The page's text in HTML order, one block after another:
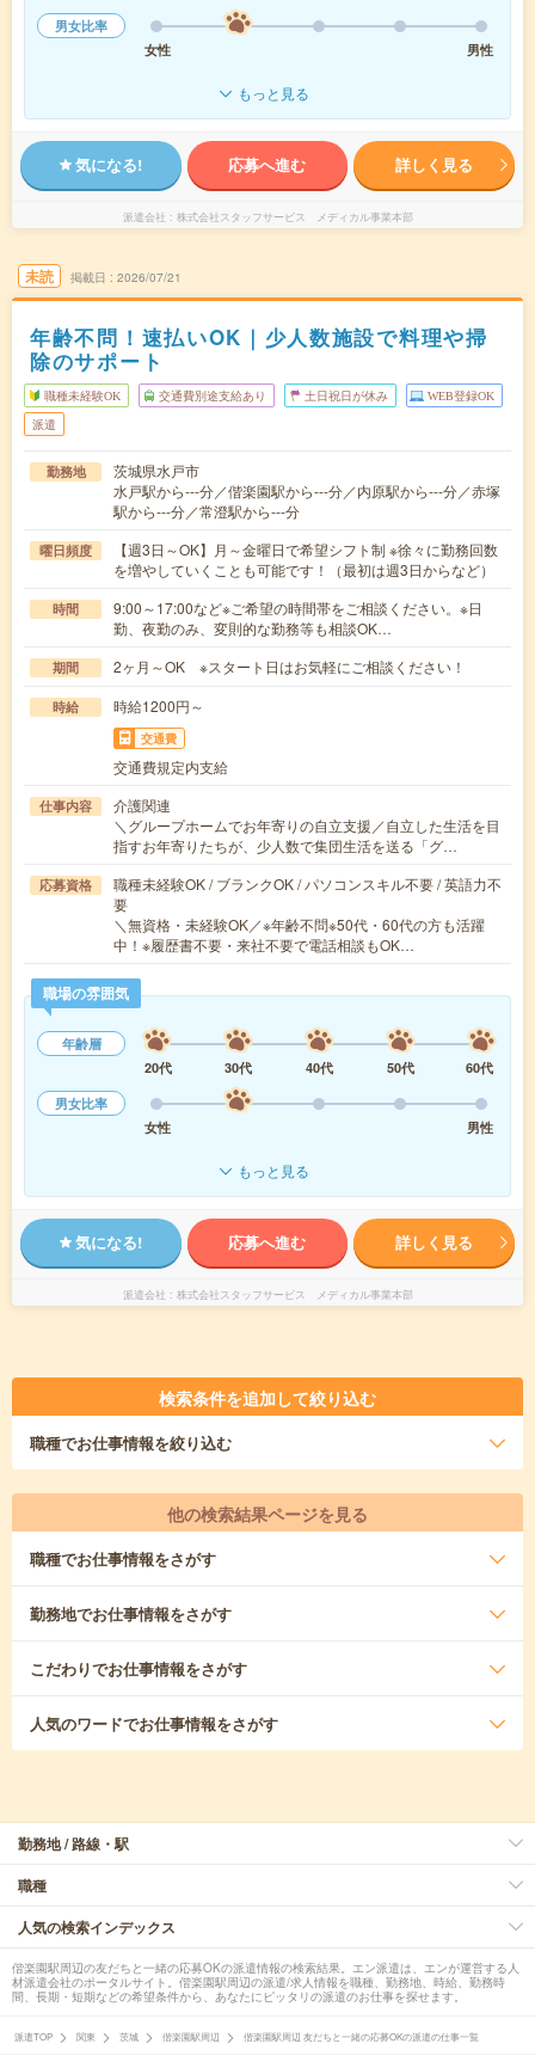
男女比率
女性
男性
もっと見る
気になる! 応募へ進む 詳しく見る
派遣会社 株式会社スタッフサービス メディカル事業本部
未読 掲載日 2026/07/21
年齢不問！速払いOK｜少人数施設で料理や掃
除のサポート
職種未経験OK 交通費別途支給あり 土日祝日が休み WEB登録OK
派遣
勤務地
茨城県水戸市
水戸駅から---分／偕楽園駅から---分／内原駅から---分／赤塚
駅から---分／常澄駅から---分
曜日頻度
【週3日～OK】月～金曜日で希望シフト制 ※徐々に勤務回数
を増やしていくことも可能です！（最初は週3日からなど）
時間
9:00～17:00など※ご希望の時間帯をご相談ください。※日
勤、夜勤のみ、変則的な勤務等も相談OK…
期間 2ヶ月～OK ※スタート日はお気軽にご相談ください！
時給 時給1200円～
交通費
交通費規定内支給
仕事内容
介護関連
＼グループホームでお年寄りの自立支援／自立した生活を目
指すお年寄りたちが、少人数で集団生活を送る「グ…
応募資格
職種未経験OK / ブランクOK / パソコンスキル不要 / 英語力不
要
＼無資格・未経験OK／※年齢不問※50代・60代の方も活躍
中！※履歴書不要・来社不要で電話相談もOK…
職場の雰囲気
年齢層
20代
30代 40代 50代
60代
男女比率
女性
男性
もっと見る
気になる! 応募へ進む 詳しく見る
派遣会社 株式会社スタッフサービス メディカル事業本部
検索条件を追加して絞り込む
職種でお仕事情報を絞り込む
他の検索結果ページを見る
職種でお仕事情報をさがす
勤務地でお仕事情報をさがす
こだわりでお仕事情報をさがす
人気のワードでお仕事情報をさがす
勤務地 / 路線・駅
職種
人気の検索インデックス
偕楽園駅周辺の友だちと一緒の応募OKの派遣情報の検索結果。エン派遣は、エンが運営する人
材派遣会社のポータルサイト。偕楽園駅周辺の派遣/求人情報を職種、勤務地、時給、勤務時
間、長期・短期などの希望条件から、あなたにピッタリの派遣のお仕事を探せます。
派遣TOP 関東 茨城 偕楽園駅周辺 偕楽園駅周辺 友だちと一緒の応募OKの派遣の仕事一覧